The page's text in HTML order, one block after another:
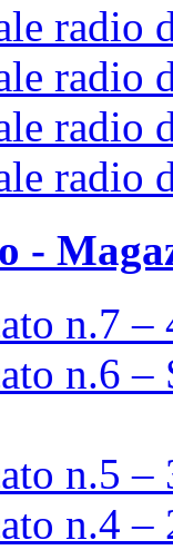
radio
radio
radio
radio
-
n.7 –
n.6 –
n.5 –
n.4 –